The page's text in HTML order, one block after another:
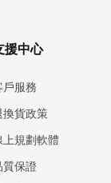
援中心
戶服務
換貨政策
上規劃軟體
質保證